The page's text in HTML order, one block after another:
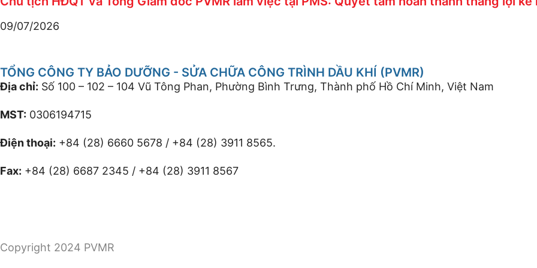
09/07/2026
TỔNG CÔNG TY BẢO DƯỠNG - SỬA CHỮA CÔNG TRÌNH DẦU KHÍ (PVMR)
Địa chỉ: Số 100 – 102 – 104 Vũ Tông Phan, Phường Bình Trưng, Thành phố Hồ Chí Minh, Việt Nam
MST: 0306194715
Điện thoại: +84 (28) 6660 5678 / +84 (28) 3911 8565.
Fax: +84 (28) 6687 2345 / +84 (28) 3911 8567
Copyright 2024 PVMR